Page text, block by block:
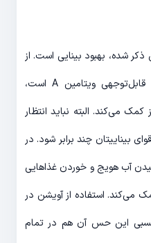
ذکر شده، بهبود بینایی است. از
آنجایی که آویشن حاوی مقادیر قابل‌توجهی ویتامین A است،
می‌کند. البته نباید انتظار
بیناییتان چند برابر شود. در
آب هویج و خوردن غذاهایی
می‌کند. استفاده از آویشن در
نسبی این حس آن هم در تمام